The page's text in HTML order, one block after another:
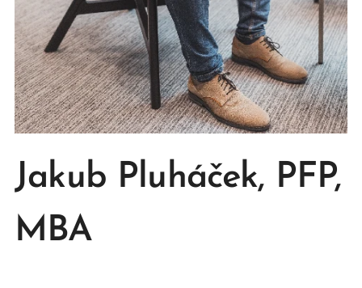
Jakub Pluháček, PFP,
MBA